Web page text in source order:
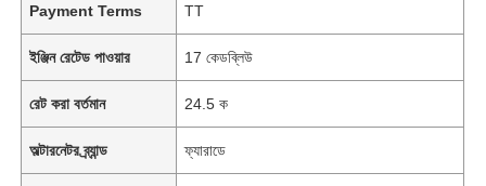
Payment Terms TT
ইঞ্জিন রেটেড পাওয়ার 17 কেডব্লিউ
রেট করা বর্তমান 24.5 ক
অল্টারনেটর ব্র্যান্ড ফ্যারাডে